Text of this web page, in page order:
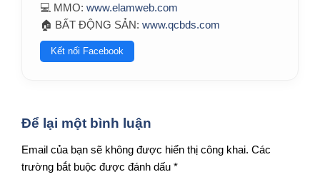
💻 MMO: www.elamweb.com
🏠 BẤT ĐỘNG SẢN: www.qcbds.com
Kết nối Facebook
Để lại một bình luận
Email của bạn sẽ không được hiển thị công khai. Các
trường bắt buộc được đánh dấu *